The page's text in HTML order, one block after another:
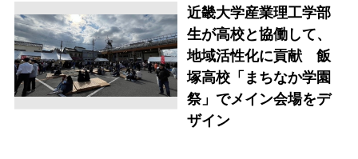
近畿大学産業理工学部
生が高校と協働して、
地域活性化に貢献 飯
塚高校「まちなか学園
祭」でメイン会場をデ
ザイン